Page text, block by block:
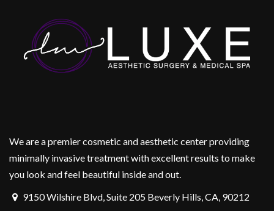
We are a premier cosmetic and aesthetic center providing
minimally invasive treatment with excellent results to make
you look and feel beautiful inside and out.
9150 Wilshire Blvd, Suite 205 Beverly Hills, CA, 90212